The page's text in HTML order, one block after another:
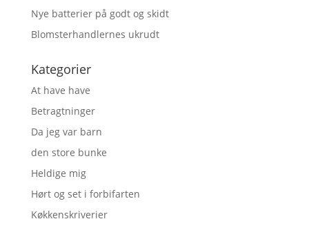
Nye batterier på godt og skidt
Blomsterhandlernes ukrudt
Kategorier
At have have
Betragtninger
Da jeg var barn
den store bunke
Heldige mig
Hørt og set i forbifarten
Køkkenskriverier